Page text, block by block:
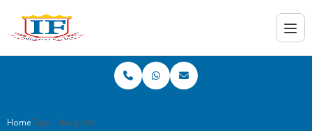
HomeTags - desgaste